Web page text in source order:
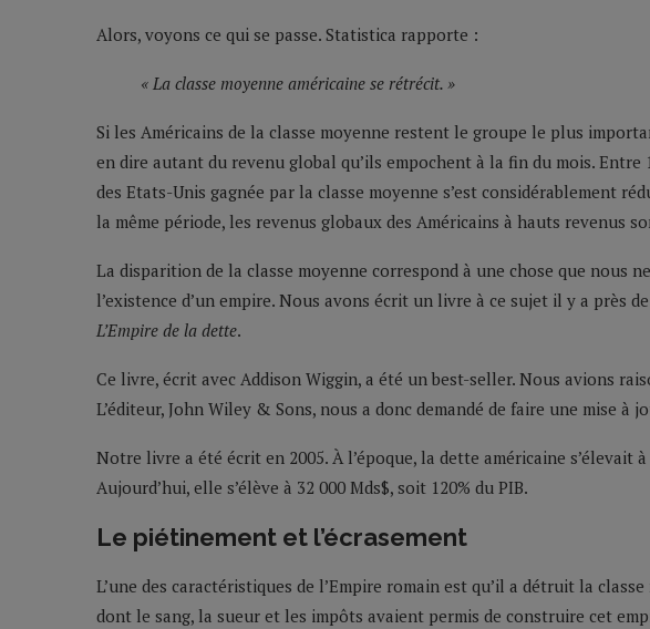
Alors, voyons ce qui se passe. Statistica rapporte :
« La classe moyenne américaine se rétrécit. »
Si les Américains de la classe moyenne restent le groupe le plus
en dire autant du revenu global qu’ils empochent à la fin du mois. Entre
des Etats-Unis gagnée par la classe moyenne s’est considérablement
la même période, les revenus globaux des Américains à hauts revenus
La disparition de la classe moyenne correspond à une chose que nous
l’existence d’un empire. Nous avons écrit un livre à ce sujet il y a près
L’Empire de la dette.
Ce livre, écrit avec Addison Wiggin, a été un best-seller. Nous avions
L’éditeur, John Wiley & Sons, nous a donc demandé de faire une mise à
Notre livre a été écrit en 2005. À l’époque, la dette américaine s’élevait à
Aujourd’hui, elle s’élève à 32 000 Mds$, soit 120% du PIB.
Le piétinement et l’écrasement
L’une des caractéristiques de l’Empire romain est qu’il a détruit la
dont le sang, la sueur et les impôts avaient permis de construire cet